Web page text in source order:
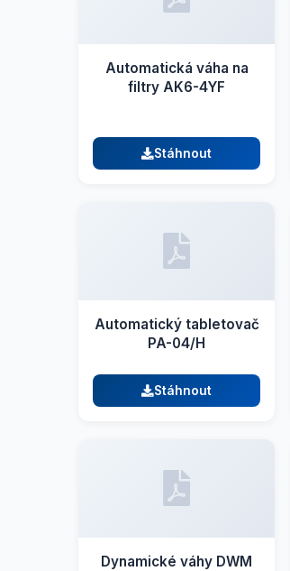
Automatická váha na
filtry AK6-4YF
Stáhnout
Automatický tabletovač
PA-04/H
Stáhnout
Dynamické váhy DWM